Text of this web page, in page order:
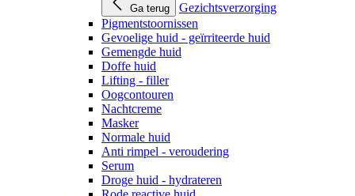
Ga terug
Gezichtsverzorging
Pigmentstoornissen
Gevoelige huid - geïrriteerde huid
Gemengde huid
Doffe huid
Lifting - filler
Oogcontouren
Nachtcreme
Masker
Normale huid
Anti rimpel - veroudering
Serum
Droge huid - hydrateren